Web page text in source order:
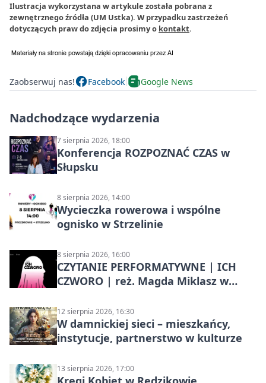
Ilustracja wykorzystana w artykule została pobrana z
zewnętrznego źródła (UM Ustka). W przypadku zastrzeżeń
dotyczących praw do zdjęcia prosimy o kontakt.
Zaobserwuj nas! Facebook Google News
Nadchodzące wydarzenia
7 sierpnia 2026, 18:00
Konferencja ROZPOZNAĆ CZAS w
Słupsku
8 sierpnia 2026, 14:00
Wycieczka rowerowa i wspólne
ognisko w Strzelinie
8 sierpnia 2026, 16:00
CZYTANIE PERFORMATYWNE | ICH
CZWORO | reż. Magda Miklasz w
12 sierpnia 2026, 16:30
W damnickiej sieci – mieszkańcy,
instytucje, partnerstwo w kulturze
13 sierpnia 2026, 17:00